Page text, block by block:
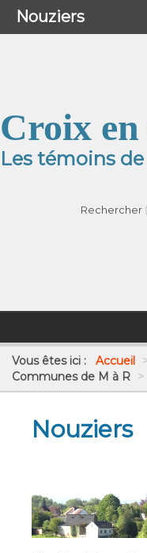
Croix en
Les témoins
Rechercher
Vous êtes ici : Accueil
Communes de M à R >
Nouziers
Menu
Nouziers